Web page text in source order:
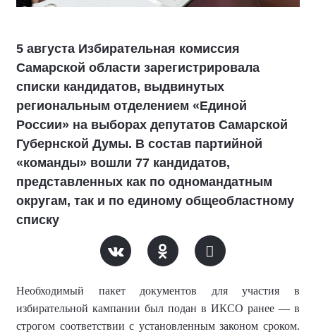
5 августа Избирательная комиссия
Самарской области зарегистрировала
списки кандидатов, выдвинутых
региональным отделением «Единой
России» на выборах депутатов Самарской
Губернской Думы. В состав партийной
«команды» вошли 77 кандидатов,
представленных как по одномандатным
округам, так и по единому общеобластному
списку
Необходимый пакет документов для участия в
избирательной кампании был подан в ИКСО ранее — в
строгом соответствии с установленным законом сроком.